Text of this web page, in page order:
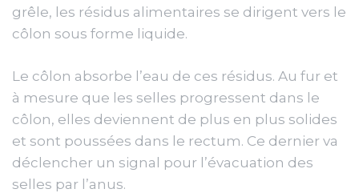
grêle, les résidus alimentaires se dirigent vers le
côlon sous forme liquide.
Le côlon absorbe l’eau de ces résidus. Au fur et
à mesure que les selles progressent dans le
côlon, elles deviennent de plus en plus solides
et sont poussées dans le rectum. Ce dernier va
déclencher un signal pour l’évacuation des
selles par l’anus.